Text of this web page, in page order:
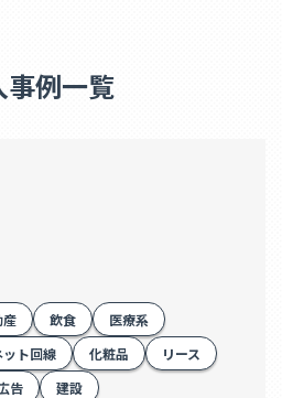
事例一覧
産 飲食
医療系
ト回線 化粧品
リース
告 建設